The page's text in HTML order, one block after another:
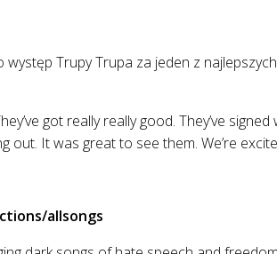
występ Trupy Trupa za jeden z
got really really good. They’ve
out. It was great to see them. We’re
allsongs